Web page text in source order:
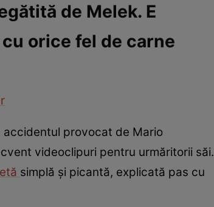
de Melek. E
orice fel de carne
accidentul provocat de Mario
videoclipuri pentru urmăritorii săi.
simplă și picantă, explicată pas cu